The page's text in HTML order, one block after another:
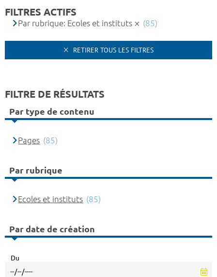
FILTRES ACTIFS
Par rubrique: Ecoles et instituts (85)
RETIRER TOUS LES FILTRES
FILTRE DE RÉSULTATS
Par type de contenu
Pages (85)
Par rubrique
Ecoles et instituts (85)
Par date de création
Du